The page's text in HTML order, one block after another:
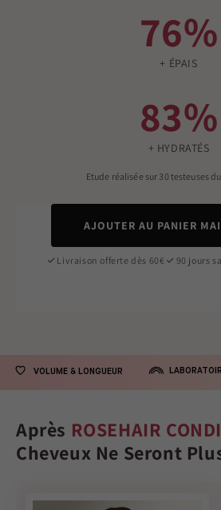
76%
+ ÉPAIS
83%
+ HYDRATÉS
Etude réalisée sur 30 testeuses
AJOUTER AU PANIER
Livraison offerte dès 60€ 90 jours
VOLUME & LONGUEUR
Après ROSEHAIR
Cheveux Ne Seront